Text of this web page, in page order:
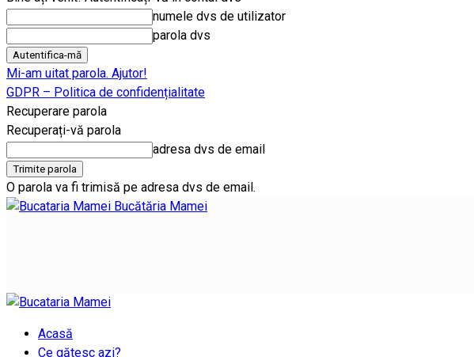
numele dvs de utilizator
parola dvs
Mi-am uitat parola. Ajutor!
GDPR – Politica de confidențialitate
Recuperare parola
Recuperați-vă parola
adresa dvs de email
O parola va fi trimisă pe adresa dvs de email.
Bucătăria Mamei
Acasă
Ce gătesc azi?